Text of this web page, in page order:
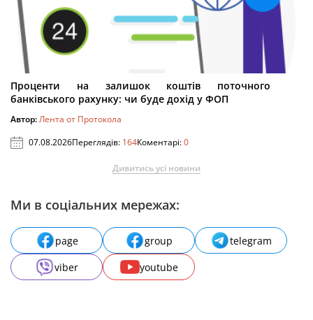
Проценти на залишок коштів поточного
банківського рахунку: чи буде дохід у ФОП
Автор:Лента от Протокола
07.08.2026Переглядів: 164Коментарі:0
Дивитись усі новини
Ми в соціальних мережах:
page group
telegram
viber
youtube